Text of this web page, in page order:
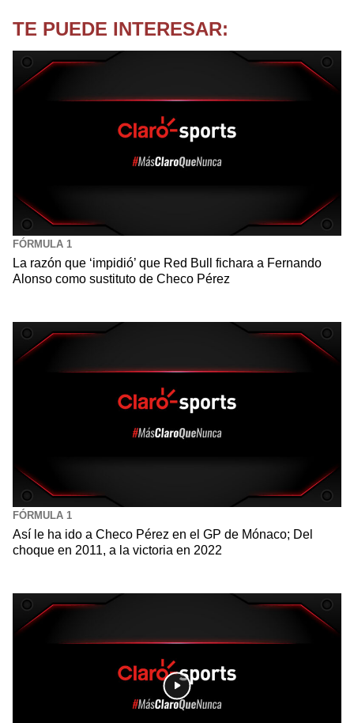
TE PUEDE INTERESAR:
FÓRMULA 1
La razón que ‘impidió’ que Red Bull fichara a Fernando
Alonso como sustituto de Checo Pérez
FÓRMULA 1
Así le ha ido a Checo Pérez en el GP de Mónaco; Del
choque en 2011, a la victoria en 2022